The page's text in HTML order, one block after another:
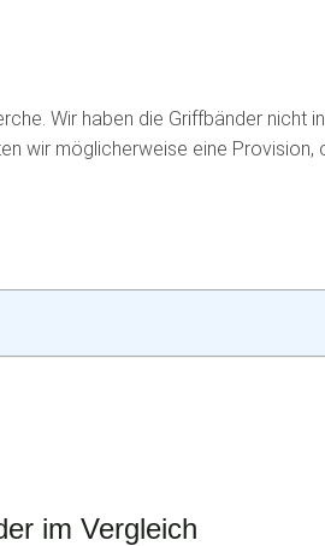
Wir haben die Griffbänder nicht
wir möglicherweise eine Provision,
im Vergleich